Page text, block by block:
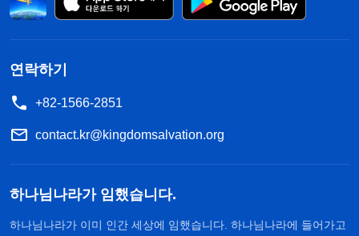
연락하기
+82-1566-2851
contact.kr@kingdomsalvation.org
하나님나라가 임했습니다.
하나님나라가 이미 인간 세상에 임했습니다. 하나님나라에 들어가고